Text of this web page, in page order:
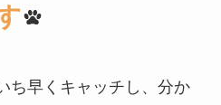
ち早くキャッチし、分か